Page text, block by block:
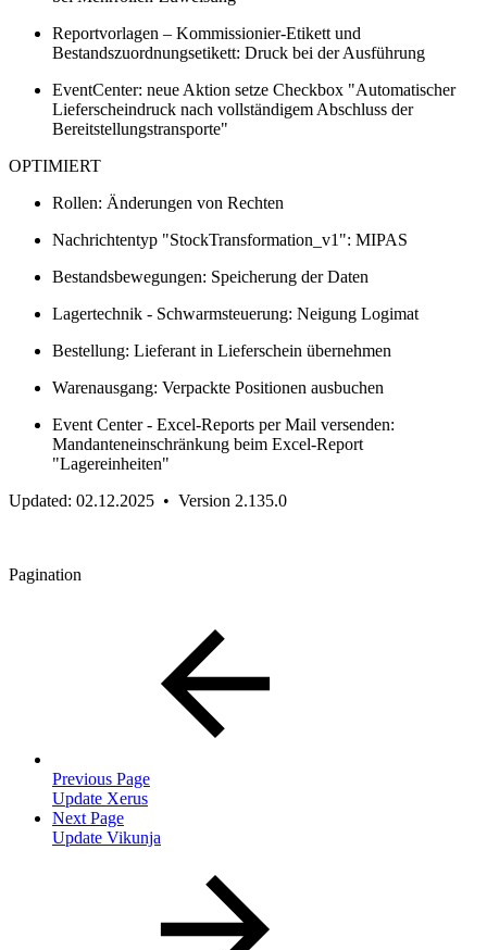
Reportvorlagen – Kommissionier-Etikett und
Bestandszuordnungsetikett: Druck bei der Ausführung
EventCenter: neue Aktion setze Checkbox "Automatischer
Lieferscheindruck nach vollständigem Abschluss der
Bereitstellungstransporte"
OPTIMIERT
Rollen: Änderungen von Rechten
Nachrichtentyp "StockTransformation_v1": MIPAS
Bestandsbewegungen: Speicherung der Daten
Lagertechnik - Schwarmsteuerung: Neigung Logimat
Bestellung: Lieferant in Lieferschein übernehmen
Warenausgang: Verpackte Positionen ausbuchen
Event Center - Excel-Reports per Mail versenden:
Mandanteneinschränkung beim Excel-Report
"Lagereinheiten"
Updated: 02.12.2025 • Version 2.135.0
Pagination
Previous Page
Update Xerus
Next Page
Update Vikunja